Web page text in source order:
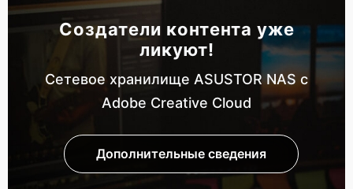
Создатели контента уже
ликуют!
Сетевое хранилище ASUSTOR NAS с
Adobe Creative Cloud
Дополнительные сведения